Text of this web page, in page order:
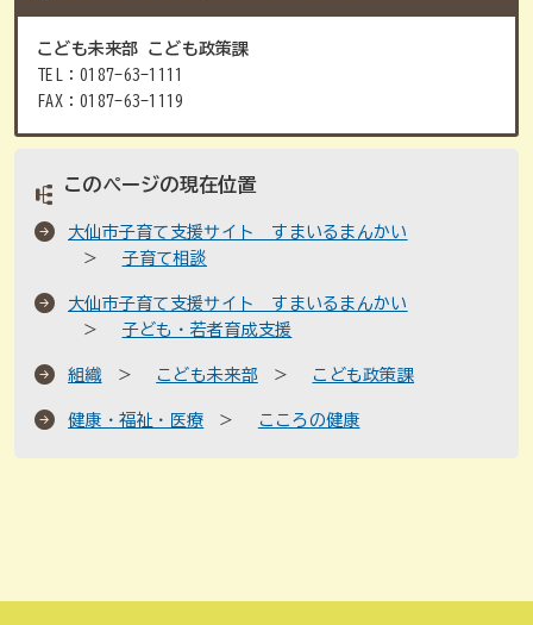
こども未来部 こども政策課
TEL：0187-63-1111
FAX：0187-63-1119
このページの現在位置
大仙市子育て支援サイト すまいるまんかい
子育て相談
大仙市子育て支援サイト すまいるまんかい
子ども・若者育成支援
組織 こども未来部 こども政策課
健康・福祉・医療 こころの健康